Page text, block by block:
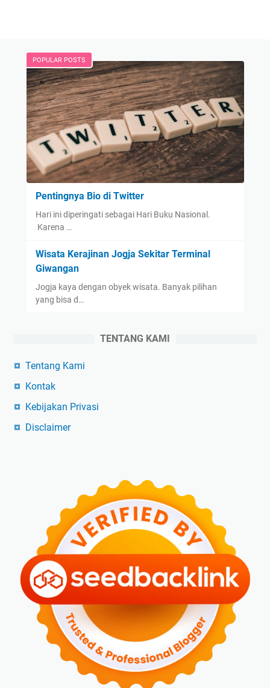
POPULAR POSTS
Pentingnya Bio di Twitter
Hari ini diperingati sebagai Hari Buku Nasional.
Karena …
Wisata Kerajinan Jogja Sekitar Terminal
Giwangan
Jogja kaya dengan obyek wisata. Banyak pilihan
yang bisa d…
TENTANG KAMI
Tentang Kami
Kontak
Kebijakan Privasi
Disclaimer